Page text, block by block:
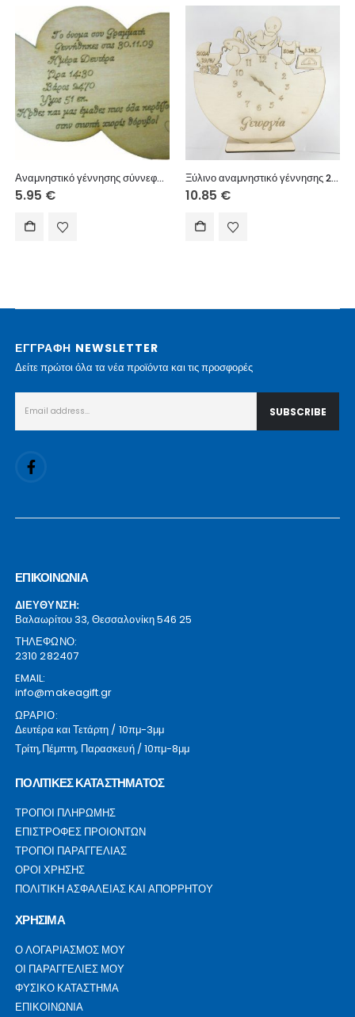
Αναμνηστικό γέννησης σύννεφο 20cm
5.95 €
Ξύλινο αναμνηστικό γέννησης 25 εκ. στιλ ρολόι (στοιχεία επιθυμίας σας)
10.85 €
ΕΓΓΡΑΦΗ NEWSLETTER
Δείτε πρώτοι όλα τα νέα προϊόντα και τις προσφορές
ΕΠΙΚΟΙΝΩΝΙΑ
ΔΙΕΥΘΥΝΣΗ:
Βαλαωρίτου 33, Θεσσαλονίκη 546 25
ΤΗΛΕΦΩΝΟ:
2310 282407
EMAIL:
info@makeagift.gr
ΩΡΑΡΙΟ:
Δευτέρα και Τετάρτη / 10πμ-3μμ
Τρίτη,Πέμπτη, Παρασκευή / 10πμ-8μμ
ΠΟΛΙΤΙΚΕΣ ΚΑΤΑΣΤΗΜΑΤΟΣ
ΤΡΟΠΟΙ ΠΛΗΡΩΜΗΣ
ΕΠΙΣΤΡΟΦΕΣ ΠΡΟΙΟΝΤΩΝ
ΤΡΟΠΟΙ ΠΑΡΑΓΓΕΛΙΑΣ
ΟΡΟΙ ΧΡΗΣΗΣ
ΠΟΛΙΤΙΚΗ ΑΣΦΑΛΕΙΑΣ ΚΑΙ ΑΠΟΡΡΗΤΟΥ
ΧΡΗΣΙΜΑ
Ο ΛΟΓΑΡΙΑΣΜΟΣ ΜΟΥ
ΟΙ ΠΑΡΑΓΓΕΛΙΕΣ ΜΟΥ
ΦΥΣΙΚΟ ΚΑΤΑΣΤΗΜΑ
ΕΠΙΚΟΙΝΩΝΙΑ